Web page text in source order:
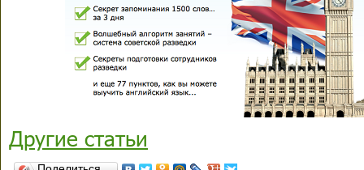
Другие статьи